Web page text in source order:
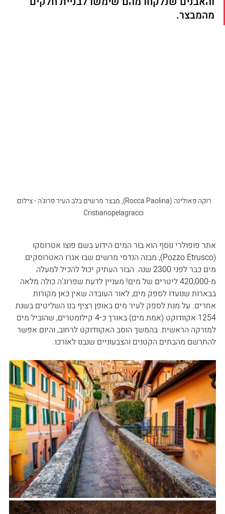
מהמבצר.
רוקה פאולינה (Rocca Paolina), מבצר מרשים בלב העיר פרוג'ה - צילום:
Cristianopelagracci
אתר פופולרי נוסף הוא בור המים הידוע בשם פוצו אטרוסקו
(Pozzo Etrusco), מבנה הנדסי מרשים שבו אגרו האטרוסקים
מים כבר לפני 2300 שנה. הבור העתיק יכול להכיל למעלה
מ-420,000 ליטרים של מים! מעניין לדעת שפרוג'ה כולה מלאה
בבארות שנועדו לספק מים, לאור העובדה שאין כאן מקורות
אחרים. על מנת לספק לעיר מים באופן רציף בנו השליטים בשנת
1254 אקוודוקט (אמת מים) באורך כ-4 קילומטרים, שהוביל מים
למזרקה הראשית. בהמשך הוסב האקוודוקט לרחוב, והיום אפשר
להתרשם מהבתים הקטנים והצבעוניים שנבנו לאורכו.